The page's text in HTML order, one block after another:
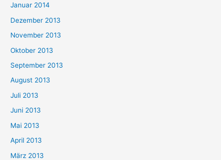
Januar 2014
Dezember 2013
November 2013
Oktober 2013
September 2013
August 2013
Juli 2013
Juni 2013
Mai 2013
April 2013
März 2013